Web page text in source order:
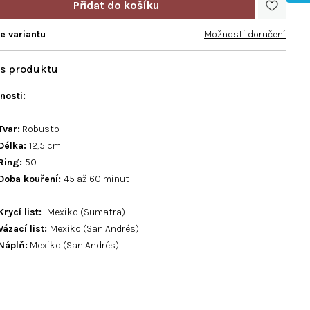
:
Robusto
12,5 cm
50
kouření:45 až 60 minut
list: Mexiko (Sumatra)
list: Mexiko (San Andrés)
Mexiko (San Andrés)
variantu Možnosti doručení